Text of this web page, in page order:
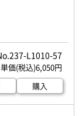
237-L1010-57
6,050円
購入